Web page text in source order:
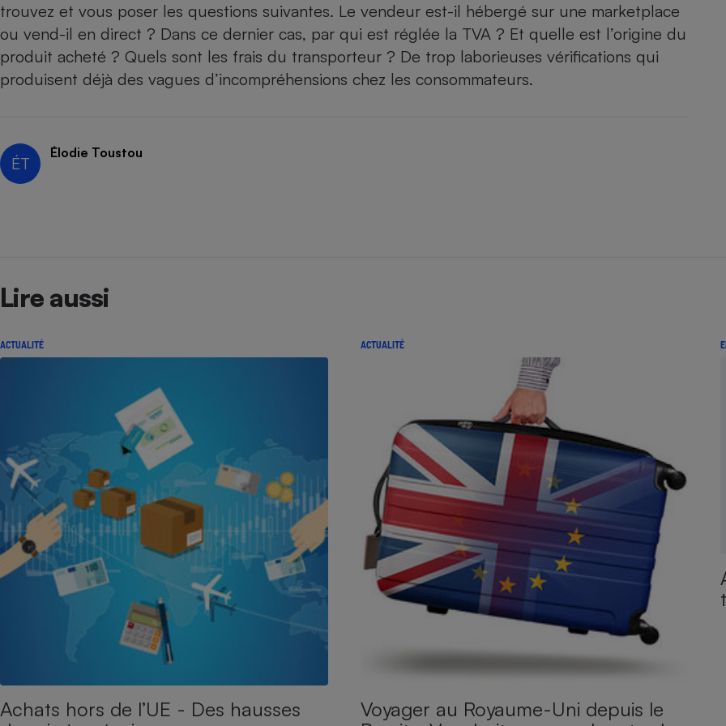
trouvez et vous poser les questions suivantes. Le vendeur est-il hébergé sur une marketplace
ou vend-il en direct ? Dans ce dernier cas, par qui est réglée la TVA ? Et quelle est l’origine du
produit acheté ? Quels sont les frais du transporteur ? De trop laborieuses vérifications qui
produisent déjà des vagues d’incompréhensions chez les consommateurs.
ÉT
Élodie Toustou
Lire aussi
ACTUALITÉ
Achats hors de l’UE - Des hausses
ACTUALITÉ
Voyager au Royaume-Uni depuis le